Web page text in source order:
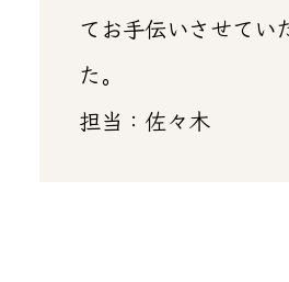
てお手伝いさせてい
た。
担当：佐々木